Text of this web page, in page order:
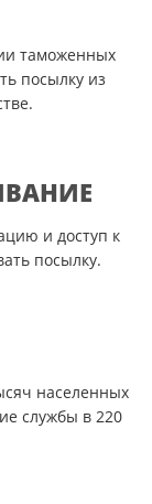
таможенных
посылку из
и доступ к
посылку.
населенных
службы в 220